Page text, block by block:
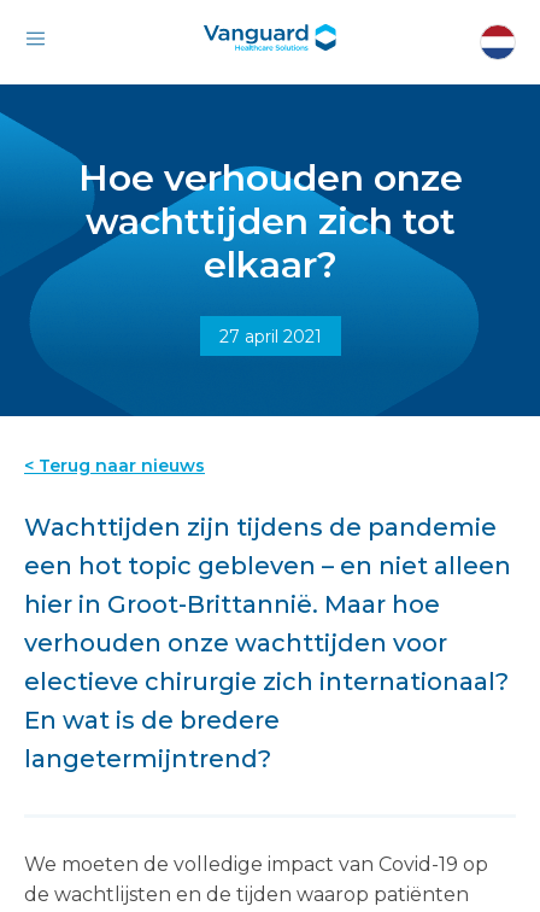
Hoe verhouden onze
wachttijden zich tot
elkaar?
27 april 2021
< Terug naar nieuws
Wachttijden zijn tijdens de pandemie
een hot topic gebleven – en niet alleen
hier in Groot-Brittannië. Maar hoe
verhouden onze wachttijden voor
electieve chirurgie zich internationaal?
En wat is de bredere
langetermijntrend?
We moeten de volledige impact van Covid-19 op
de wachtlijsten en de tijden waarop patiënten